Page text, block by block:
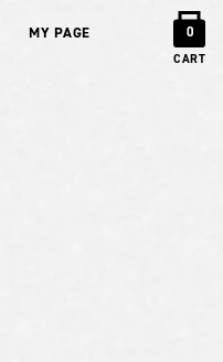
MY PAGE 0
CART